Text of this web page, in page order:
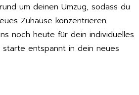
um deinen Umzug, sodass du
Zuhause konzentrieren
noch heute für dein individuelles
entspannt in dein neues